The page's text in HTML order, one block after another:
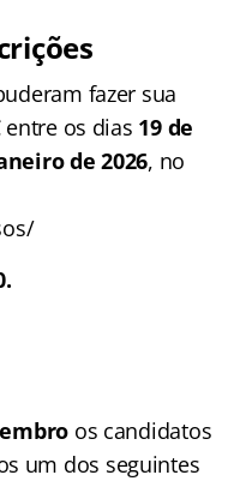
fazer sua
entre os dias 19 de
de 2026, no
os candidatos
um dos seguintes